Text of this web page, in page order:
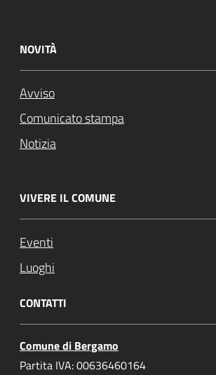
NOVITÀ
Avviso
Comunicato stampa
Notizia
VIVERE IL COMUNE
Eventi
Luoghi
CONTATTI
Comune di Bergamo
Partita IVA: 00636460164